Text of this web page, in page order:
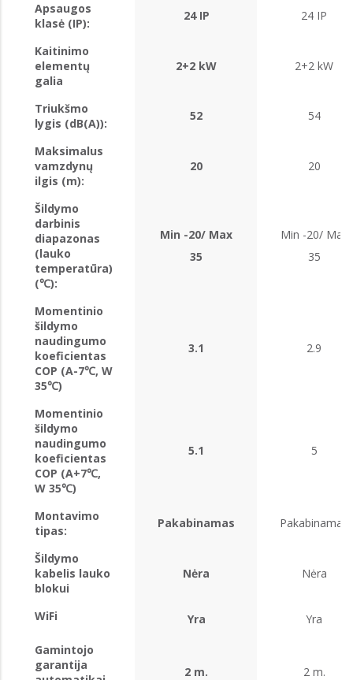
Apsaugos
klasė (IP):
24 IP 24 IP
Kaitinimo
elementų
galia
2+2 kW 2+2 kW
Triukšmo
lygis (dB(A)):
52 54
Maksimalus
vamzdynų
ilgis (m):
20 20
Šildymo
darbinis
diapazonas
(lauko
temperatūra)
(℃):
Min -20/ Max
35
Min -20/ Max
35
Momentinio
šildymo
naudingumo
koeficientas
COP (A-7℃, W
35℃)
3.1 2.9
Momentinio
šildymo
naudingumo
koeficientas
COP (A+7℃,
W 35℃)
5.1 5
Montavimo
tipas:
Pakabinamas Pakabinamas
Šildymo
kabelis lauko
blokui
Nėra Nėra
WiFi Yra Yra
Gamintojo
garantija
2 m. 2 m.